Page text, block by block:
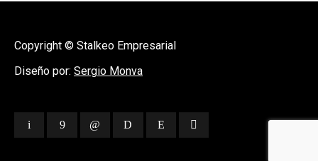
Copyright © Stalkeo Empresarial
Diseño por: Sergio Monva